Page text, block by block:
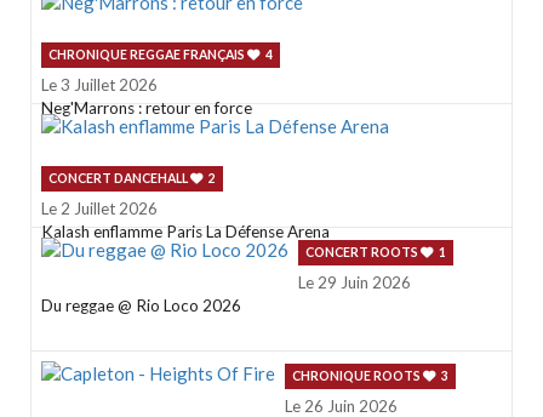
CHRONIQUE REGGAE FRANÇAIS 4
Le 3 Juillet 2026
Neg'Marrons : retour en force
CONCERT DANCEHALL 2
Le 2 Juillet 2026
Kalash enflamme Paris La Défense Arena
CONCERT ROOTS 1
Le 29 Juin 2026
Du reggae @ Rio Loco 2026
CHRONIQUE ROOTS 3
Le 26 Juin 2026